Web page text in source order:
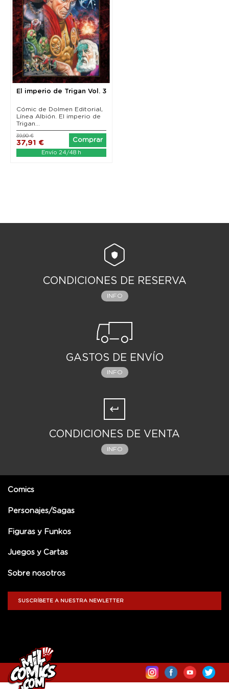
El imperio de Trigan Vol. 3
Cómic de Dolmen Editorial,
Línea Albión. El imperio de
Trigan...
37,91 €
39,90 €
Comprar
Envío 24/48 h
CONDICIONES DE RESERVA
INFO
GASTOS DE ENVÍO
INFO
CONDICIONES DE VENTA
INFO
Comics
Personajes/Sagas
Figuras y Funkos
Juegos y Cartas
Sobre nosotros
SUSCRÍBETE A NUESTRA NEWLETTER